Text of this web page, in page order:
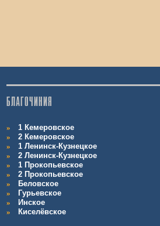
БЛАГОЧИНИЯ
1 Кемеровское
2 Кемеровское
1 Ленинск-Кузнецкое
2 Ленинск-Кузнецкое
1 Прокопьевское
2 Прокопьевское
Беловское
Гурьевское
Инское
Киселёвское